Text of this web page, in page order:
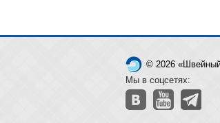
© 2026
Мы в соцсетях: